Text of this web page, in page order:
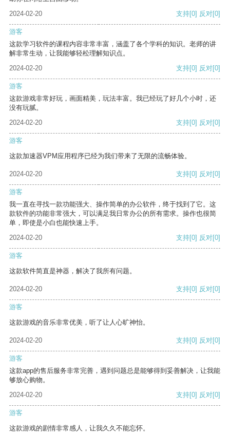
2024-02-20
支持[0] 反对[0]
游客
这款学习软件的课程内容非常丰富，涵盖了各个学科的知识。老师的讲
解非常生动，让我能够轻松理解知识点。
2024-02-20
支持[0] 反对[0]
游客
这款游戏非常好玩，画面精美，玩法丰富。我已经玩了好几个小时，还
没有玩腻。
2024-02-20
支持[0] 反对[0]
游客
这款加速器VPM应用程序已经为我们带来了无限的流畅体验。
2024-02-20 支持[0] 反对[0]
游客
我一直在寻找一款功能强大、操作简单的办公软件，终于找到了它。这
款软件的功能非常强大，可以满足我日常办公的所有需求。操作也很简
单，即使是小白也能快速上手。
2024-02-20
支持[0] 反对[0]
游客
这款软件简直是神器，解决了我所有问题。
2024-02-20 支持[0] 反对[0]
游客
这款游戏的音乐非常优美，听了让人心旷神怡。
2024-02-20 支持[0] 反对[0]
游客
这款app的售后服务非常完善，遇到问题总是能够得到妥善解决，让我能
够放心购物。
2024-02-20
支持[0] 反对[0]
游客
这款游戏的剧情非常感人，让我久久不能忘怀。